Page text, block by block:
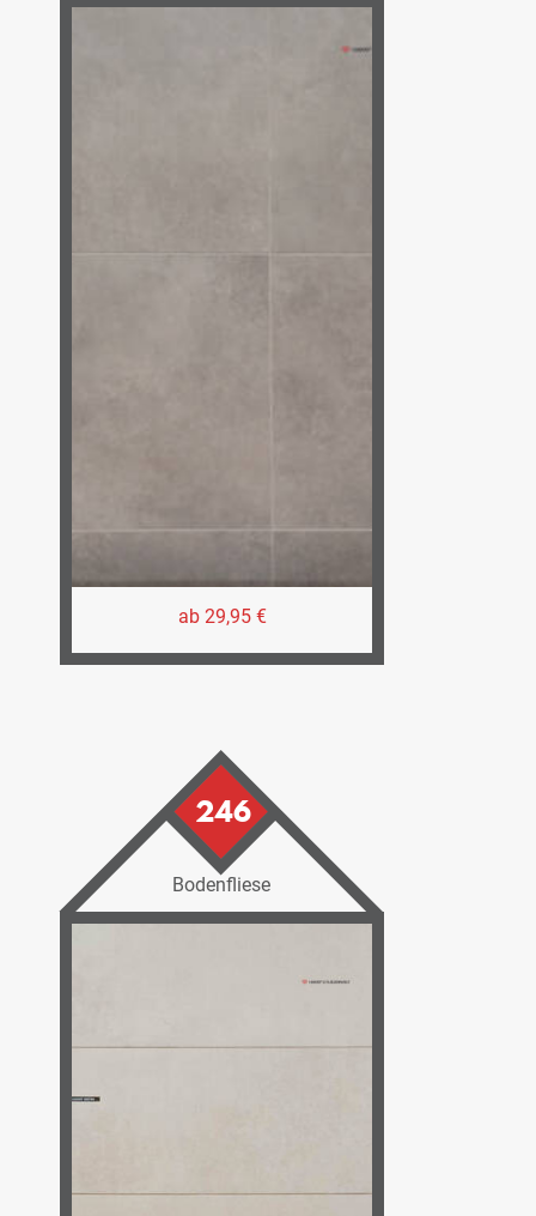
ab 29,95 €
246
Bodenfliese